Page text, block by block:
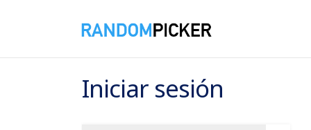
Iniciar sesión